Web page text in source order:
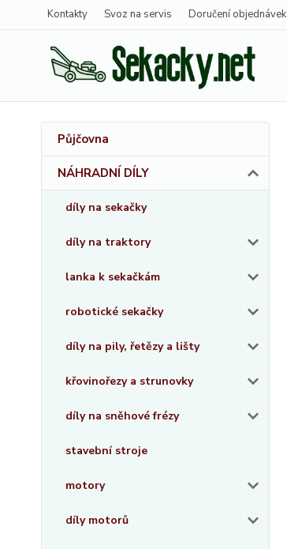
Kontakty Svoz na servis Doručení objednávek
Půjčovna
NÁHRADNÍ DÍLY
díly na sekačky
díly na traktory
lanka k sekačkám
robotické sekačky
díly na pily, řetězy a lišty
křovinořezy a strunovky
díly na sněhové frézy
stavební stroje
motory
díly motorů